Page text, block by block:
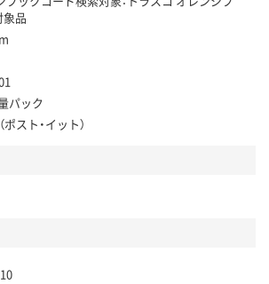
象品
パック
スト・イット）